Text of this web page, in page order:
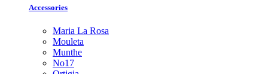
Accessories
Maria La Rosa
Mouleta
Munthe
No17